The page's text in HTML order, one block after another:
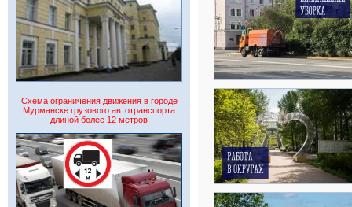
Схема ограничения движения в городе
Мурманске грузового автотранспорта
длиной более 12 метров